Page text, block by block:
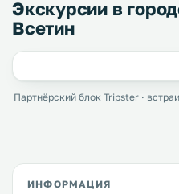
Экскурсии в
Всетин
Партнёрский блок Tripster ·
ИНФОРМАЦИЯ